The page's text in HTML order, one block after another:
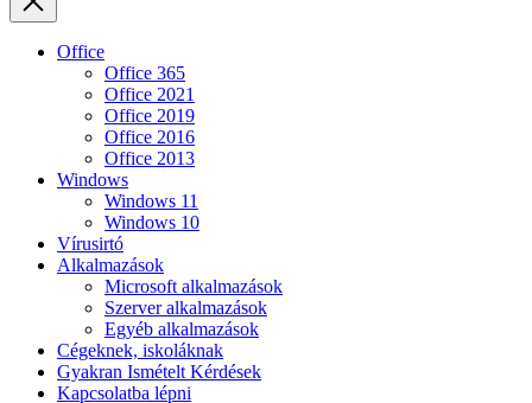
Bezárás
Office
Office 365
Office 2021
Office 2019
Office 2016
Office 2013
Windows
Windows 11
Windows 10
Vírusirtó
Alkalmazások
Microsoft alkalmazások
Szerver alkalmazások
Egyéb alkalmazások
Cégeknek, iskoláknak
Gyakran Ismételt Kérdések
Kapcsolatba lépni